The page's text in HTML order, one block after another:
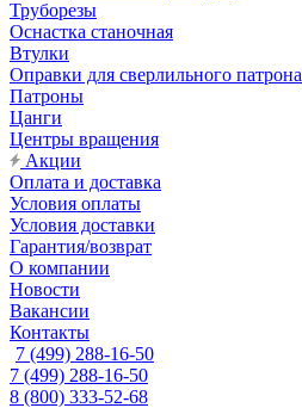
Труборезы
Оснастка станочная
Втулки
Оправки для сверлильного патрона
Патроны
Цанги
Центры вращения
Акции
Оплата и доставка
Условия оплаты
Условия доставки
Гарантия/возврат
О компании
Новости
Вакансии
Контакты
7 (499) 288-16-50
7 (499) 288-16-50
8 (800) 333-52-68